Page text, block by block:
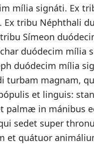
mília signáti. Ex
tribu Néphthali
Símeon
duódecim mília
duódecim mília
turbam magnam,
et linguis:
palmæ in mánibus
sedet super
et quátuor